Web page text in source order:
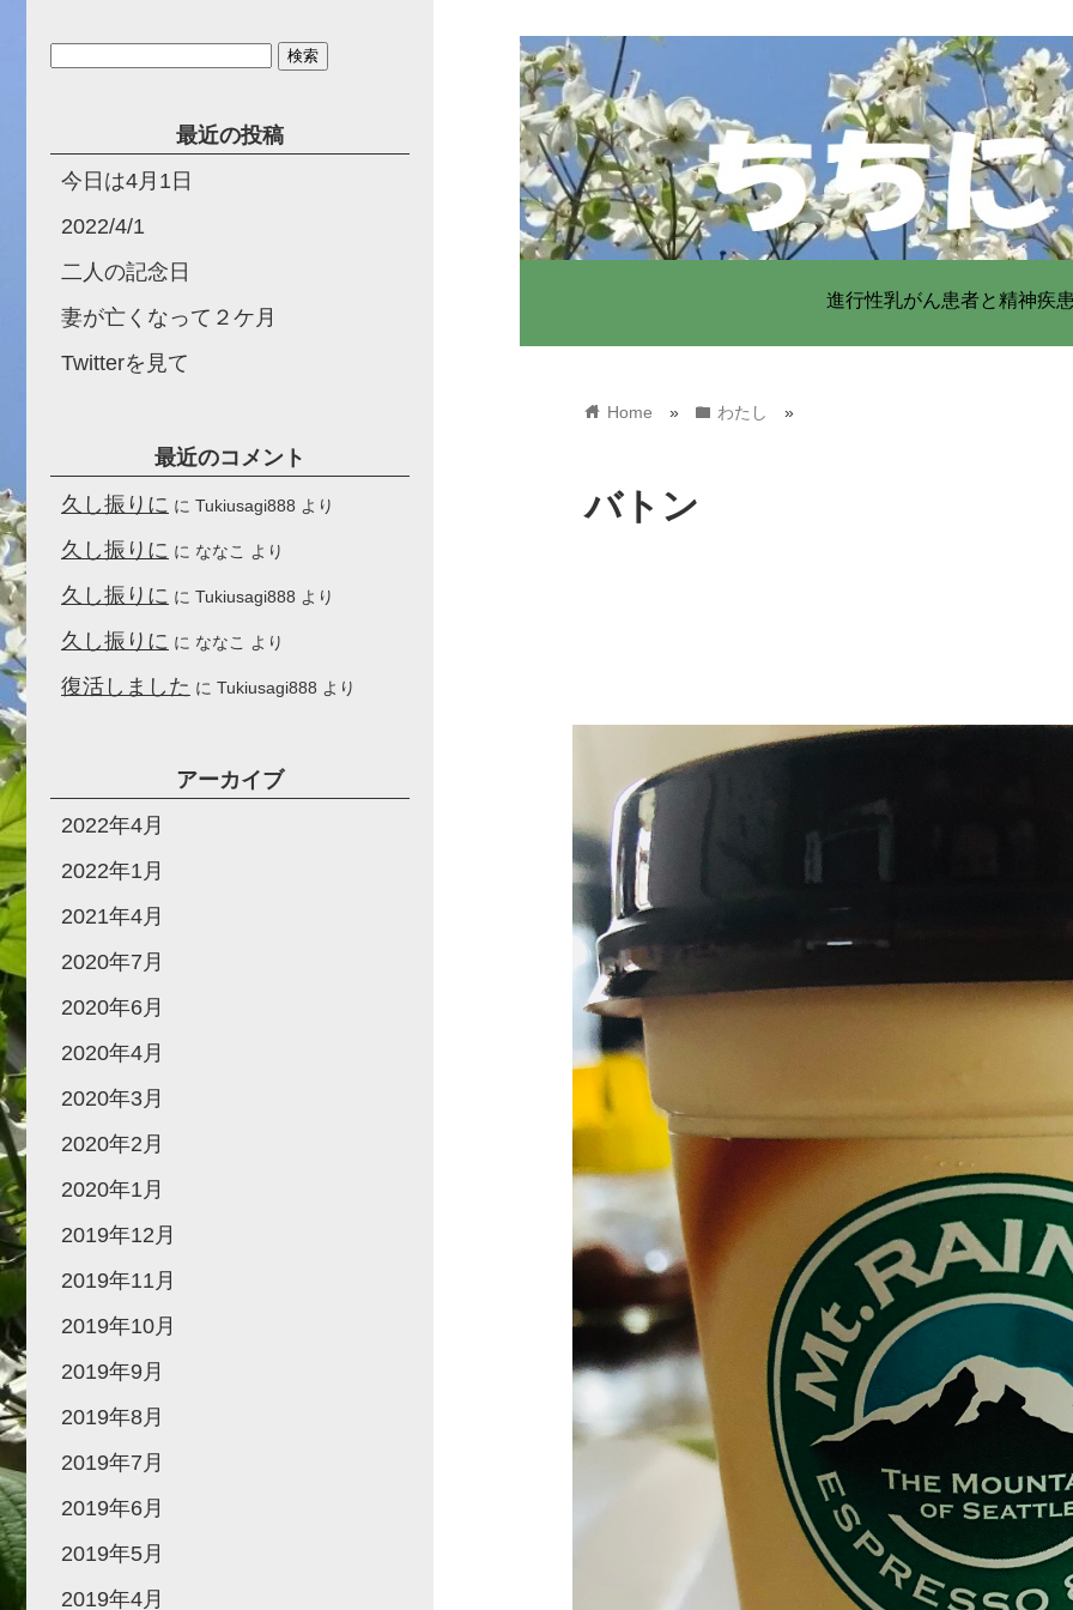
進行性乳がん患者と精神疾
home Home » folder わたし »
バトン
最近の投稿
今日は4月1日
2022/4/1
二人の記念日
妻が亡くなって２ケ月
Twitterを見て
最近のコメント
久し振りに に Tukiusagi888 より
久し振りに に ななこ より
久し振りに に Tukiusagi888 より
久し振りに に ななこ より
復活しました に Tukiusagi888 より
アーカイブ
2022年4月
2022年1月
2021年4月
2020年7月
2020年6月
2020年4月
2020年3月
2020年2月
2020年1月
2019年12月
2019年11月
2019年10月
2019年9月
2019年8月
2019年7月
2019年6月
2019年5月
2019年4月